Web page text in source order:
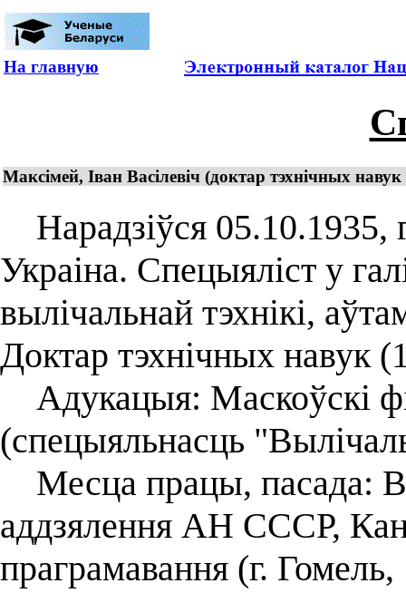
На главную
Максімей, Іван Васілевіч (доктар тэхнічных
Нарадзіўся 05.10.1935,
Украіна. Спецыяліст у
вылічальнай тэхнікі,
Доктар тэхнічных навук
Адукацыя: Маскоўскі
(спецыяльнасць
Месца працы, пасада:
аддзялення АН СССР,
праграмавання (г.